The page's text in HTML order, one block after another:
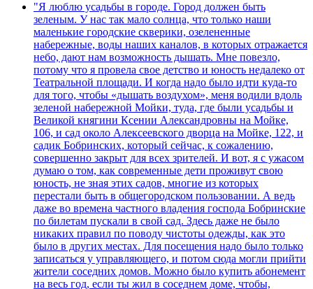
"Я люблю усадьбы в городе. Город должен быть
зеленым. У нас так мало солнца, что только наши
маленькие городские скверики, озелененные
набережные, воды наших каналов, в которых отражается
небо, дают нам возможность дышать. Мне повезло,
потому что я провела свое детство и юность недалеко от
Театральной площади. И когда надо было идти куда-то
для того, чтобы «дышать воздухом», меня водили вдоль
зеленой набережной Мойки, туда, где были усадьбы и
Великой княгини Ксении Александровны на Мойке,
106, и сад около Алексеевского дворца на Мойке, 122, и
садик Бобринских, который сейчас, к сожалению,
совершенно закрыт для всех зрителей. И вот, я с ужасом
думаю о том, как современные дети проживут свою
юность, не зная этих садов, многие из которых
перестали быть в общегородском пользовании. А ведь
даже во времена частного владения господа Бобринские
по билетам пускали в свой сад. Здесь даже не было
никаких правил по поводу чистоты одежды, как это
было в других местах. Для посещения надо было только
записаться у управляющего, и потом сюда могли прийти
жители соседних домов. Можно было купить абонемент
на весь год, если ты жил в соседнем доме, чтобы,